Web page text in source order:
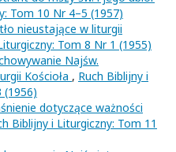
Tom 10 Nr 4–5 (1957)
nieustające w liturgii
Tom 8 Nr 1 (1955)
Najśw.
Kościoła , Ruch Biblijny i
(1956)
dotyczące ważności
Biblijny i Liturgiczny: Tom 11